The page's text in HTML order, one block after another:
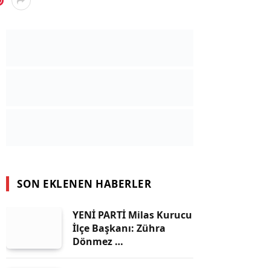
SON EKLENEN HABERLER
YENİ PARTİ Milas Kurucu
İlçe Başkanı: Zühra
Dönmez …